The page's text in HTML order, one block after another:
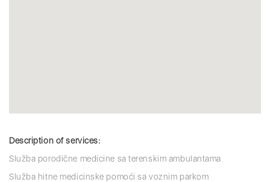
Description of services:
Služba porodične medicine sa terenskim ambulantama
Služba hitne medicinske pomoći sa voznim parkom